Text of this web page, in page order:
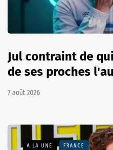
Jul contraint de
de ses proches
7 août 2026
A LA UNE FRANCE